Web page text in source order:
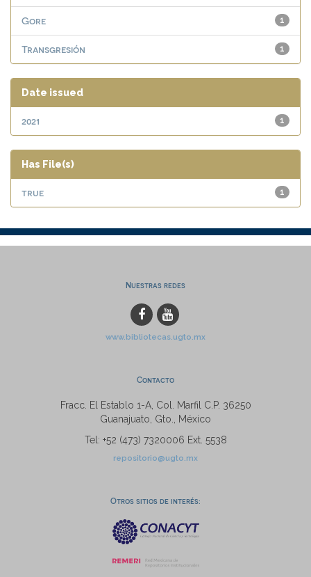
1
Gore
1
Transgresión
Date issued
1
2021
Has File(s)
1
true
Nuestras redes
www.bibliotecas.ugto.mx
Contacto
Fracc. El Establo 1-A, Col. Marfil C.P. 36250
Guanajuato, Gto., México
Tel: +52 (473) 7320006 Ext. 5538
repositorio@ugto.mx
Otros sitios de interés: